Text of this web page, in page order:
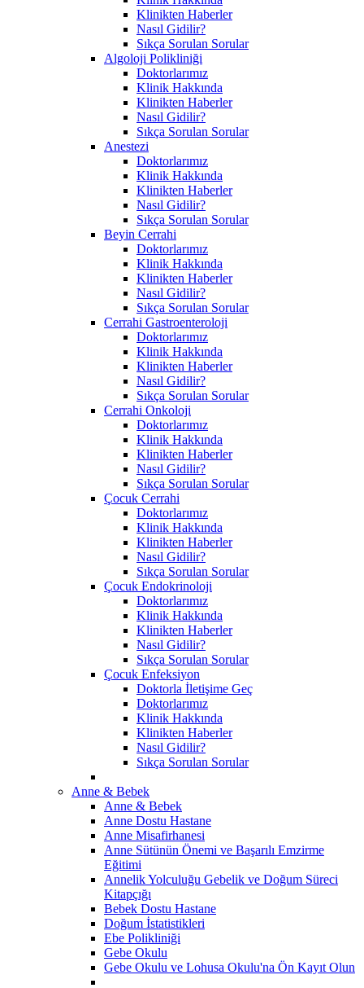
Klinikten Haberler
Nasıl Gidilir?
Sıkça Sorulan Sorular
Algoloji Polikliniği
Doktorlarımız
Klinik Hakkında
Klinikten Haberler
Nasıl Gidilir?
Sıkça Sorulan Sorular
Anestezi
Doktorlarımız
Klinik Hakkında
Klinikten Haberler
Nasıl Gidilir?
Sıkça Sorulan Sorular
Beyin Cerrahi
Doktorlarımız
Klinik Hakkında
Klinikten Haberler
Nasıl Gidilir?
Sıkça Sorulan Sorular
Cerrahi Gastroenteroloji
Doktorlarımız
Klinik Hakkında
Klinikten Haberler
Nasıl Gidilir?
Sıkça Sorulan Sorular
Cerrahi Onkoloji
Doktorlarımız
Klinik Hakkında
Klinikten Haberler
Nasıl Gidilir?
Sıkça Sorulan Sorular
Çocuk Cerrahi
Doktorlarımız
Klinik Hakkında
Klinikten Haberler
Nasıl Gidilir?
Sıkça Sorulan Sorular
Çocuk Endokrinoloji
Doktorlarımız
Klinik Hakkında
Klinikten Haberler
Nasıl Gidilir?
Sıkça Sorulan Sorular
Çocuk Enfeksiyon
Doktorla İletişime Geç
Doktorlarımız
Klinik Hakkında
Klinikten Haberler
Nasıl Gidilir?
Sıkça Sorulan Sorular
Anne & Bebek
Anne & Bebek
Anne Dostu Hastane
Anne Misafirhanesi
Anne Sütünün Önemi ve Başarılı Emzirme
Eğitimi
Annelik Yolculuğu Gebelik ve Doğum Süreci
Kitapçığı
Bebek Dostu Hastane
Doğum İstatistikleri
Ebe Polikliniği
Gebe Okulu
Gebe Okulu ve Lohusa Okulu'na Ön Kayıt Olun